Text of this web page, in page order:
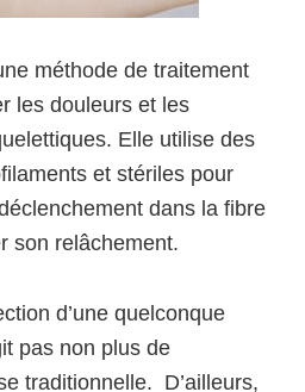
méthode de traitement
les douleurs et les
Elle utilise des
et stériles pour
dans la fibre
son relâchement.
d’une quelconque
pas non plus de
traditionnelle. D’ailleurs,